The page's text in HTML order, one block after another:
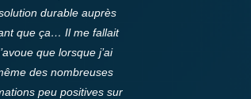
durable auprès
que ça… Il me fallait
que lorsque j’ai
des nombreuses
peu positives sur